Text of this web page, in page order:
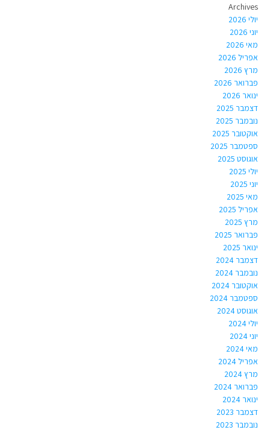
Archives
יולי 2026
יוני 2026
מאי 2026
אפריל 2026
מרץ 2026
פברואר 2026
ינואר 2026
דצמבר 2025
נובמבר 2025
אוקטובר 2025
ספטמבר 2025
אוגוסט 2025
יולי 2025
יוני 2025
מאי 2025
אפריל 2025
מרץ 2025
פברואר 2025
ינואר 2025
דצמבר 2024
נובמבר 2024
אוקטובר 2024
ספטמבר 2024
אוגוסט 2024
יולי 2024
יוני 2024
מאי 2024
אפריל 2024
מרץ 2024
פברואר 2024
ינואר 2024
דצמבר 2023
נובמבר 2023